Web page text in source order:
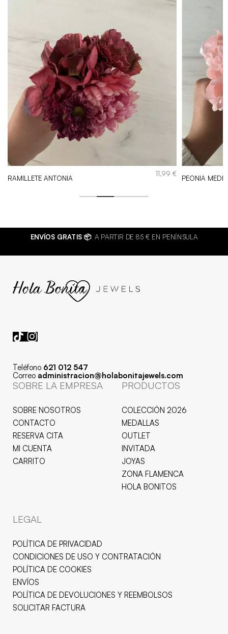
RAMILLETE ANTONIA
11,99€
PEONIA
ENVÍOS GRATIS 📦 A PARTIR DE 85 € EN PENÍNSULA
Teléfono 621 012 547
Correo administracion@holabonitajewels.com
SOBRE LA EMPRESA
SOBRE NOSOTROS
CONTACTO
RESERVA CITA
MI CUENTA
CARRITO
PRODUCTOS
COLECCIÓN 2026
MEDALLAS
OUTLET
INVITADA
JOYAS
ZONA FLAMENCA
HOLA BONITOS
LEGAL
POLÍTICA DE PRIVACIDAD
CONDICIONES DE USO Y CONTRATACIÓN
POLÍTICA DE COOKIES
ENVÍOS
POLÍTICA DE DEVOLUCIONES Y REEMBOLSOS
SOLICITAR FACTURA